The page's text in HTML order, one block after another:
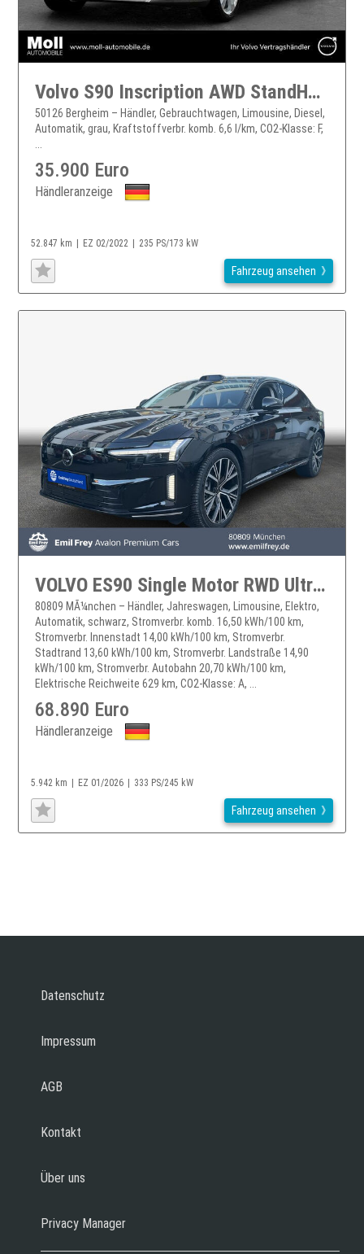
Volvo S90 Inscription AWD StandHZG Navi Digitales Cockpit Me
50126 Bergheim – Händler, Gebrauchtwagen, Limousine, Diesel,
Automatik, grau, Kraftstoffverbr. komb. 6,6 l/km, CO2-Klasse: F,
35.900 Euro
Händleranzeige
52.847 km EZ 02/2022 235 PS/173 kW
Fahrzeug ansehen
VOLVO ES90 Single Motor RWD Ultra ES90
80809 MÃ¼nchen – Händler, Jahreswagen, Limousine, Elektro,
Automatik, schwarz, Stromverbr. komb. 16,50 kWh/100 km,
Stromverbr. Innenstadt 14,00 kWh/100 km, Stromverbr.
Stadtrand 13,60 kWh/100 km, Stromverbr. Landstraße 14,90
kWh/100 km, Stromverbr. Autobahn 20,70 kWh/100 km,
Elektrische Reichweite 629 km, CO2-Klasse: A, ...
68.890 Euro
Händleranzeige
5.942 km EZ 01/2026 333 PS/245 kW
Fahrzeug ansehen
Datenschutz
Impressum
AGB
Kontakt
Über uns
Privacy Manager